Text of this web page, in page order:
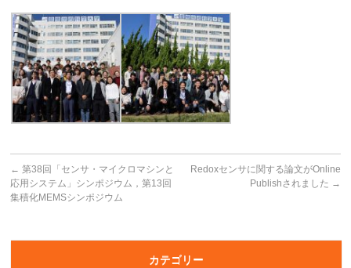
← 第38回「センサ・マイクロマシンと
応用システム」シンポジウム，第13回
集積化MEMSシンポジウム
Redoxセンサに関する論文がOnline
Publishされました →
カテゴリー